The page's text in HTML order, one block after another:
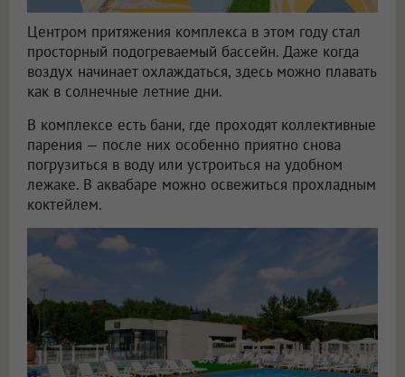
Центром притяжения комплекса в этом году стал
просторный подогреваемый бассейн. Даже когда
воздух начинает охлаждаться, здесь можно плавать
как в солнечные летние дни.
В комплексе есть бани, где проходят коллективные
парения — после них особенно приятно снова
погрузиться в воду или устроиться на удобном
лежаке. В аквабаре можно освежиться прохладным
коктейлем.